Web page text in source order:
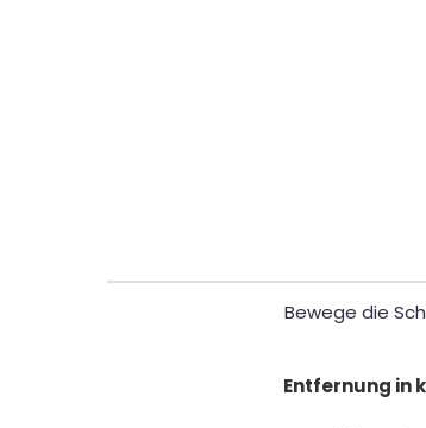
Bewege die
Entfernung in